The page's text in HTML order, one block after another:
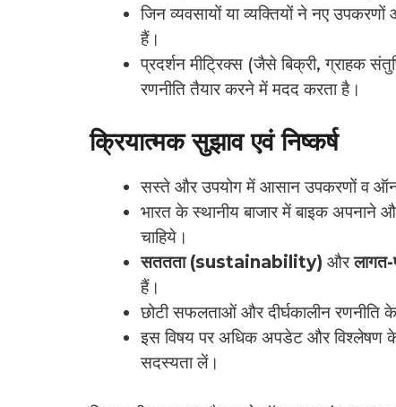
जिन व्यवसायों या व्यक्तियों ने नए
हैं।
प्रदर्शन मीट्रिक्स (जैसे बिक्री, ग्राहक
रणनीति तैयार करने में मदद करता है।
क्रियात्मक सुझाव एवं निष्कर्ष
सस्ते और उपयोग में आसान उपकरणों व
भारत के स्थानीय बाजार में बाइक अपनाने
चाहिये।
सततता (sustainability) औरलागत-
हैं।
छोटी सफलताओं और दीर्घकालीन रणनीति
इस विषय पर अधिक अपडेट और
सदस्यता लें।